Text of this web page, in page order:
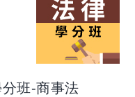
班-商事法